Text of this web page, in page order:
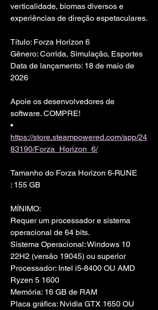
verticalidade, biomas diversos e
experiências de direção espetaculares.
Título: Forza Horizon 6
Gênero: Corrida, Simulação, Esportes
Data de lançamento: 18 de maio de
2026
Apoie os desenvolvedores de
software. COMPRE!
•
https://store.steampowered.com/app/24
83190/Forza_Horizon_6/
Tamanho do Forza Horizon 6-RUNE
: 155 GB
MÍNIMO:
Requer um processador e sistema
operacional de 64 bits.
Sistema Operacional: Windows 10
22H2 (versão 19045) ou superior
Processador: Intel i5-8400 OU AMD
Ryzen 5 1600
Memória: 16 GB de RAM
Placa gráfica: Nvidia GTX 1650 OU